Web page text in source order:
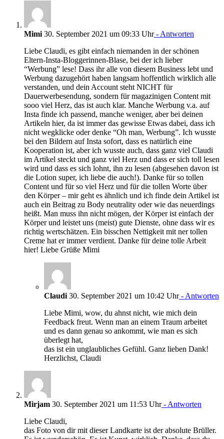
Mimi 30. September 2021 um 09:33 Uhr- Antworten
Liebe Claudi, es gibt einfach niemanden in der schönen
Eltern-Insta-Bloggerinnen-Blase, bei der ich lieber
“Werbung” lese! Dass ihr alle von diesem Business lebt und
Werbung dazugehört haben langsam hoffentlich wirklich alle
verstanden, und dein Account steht NICHT für
Dauerwerbesendung, sondern für magazinigen Content mit
sooo viel Herz, das ist auch klar. Manche Werbung v.a. auf
Insta finde ich passend, manche weniger, aber bei deinen
Artikeln hier, da ist immer das gewisse Etwas dabei, dass ich
nicht wegklicke oder denke “Oh man, Werbung”. Ich wusste
bei den Bildern auf Insta sofort, dass es natürlich eine
Kooperation ist, aber ich wusste auch, dass ganz viel Claudi
im Artikel steckt und ganz viel Herz und dass er sich toll lesen
wird und dass es sich lohnt, ihn zu lesen (abgesehen davon ist
die Lotion super, ich liebe die auch!). Danke für so tollen
Content und für so viel Herz und für die tollen Worte über
den Körper – mir geht es ähnlich und ich finde dein Artikel ist
auch ein Beitrag zu Body neutrality oder wie das neuerdings
heißt. Man muss ihn nicht mögen, der Körper ist einfach der
Körper und leistet uns (meist) gute Dienste, ohne dass wir es
richtig wertschätzen. Ein bisschen Nettigkeit mit ner tollen
Creme hat er immer verdient. Danke für deine tolle Arbeit
hier! Liebe Grüße Mimi
Claudi 30. September 2021 um 10:42 Uhr- Antworten
Liebe Mimi, wow, du ahnst nicht, wie mich dein
Feedback freut. Wenn man an einem Traum arbeitet
und es dann genau so ankommt, wie man es sich
überlegt hat,
das ist ein unglaubliches Gefühl. Ganz lieben Dank!
Herzlichst, Claudi
Mirjam 30. September 2021 um 11:53 Uhr- Antworten
Liebe Claudi,
das Foto von dir mit dieser Landkarte ist der absolute Brüller.